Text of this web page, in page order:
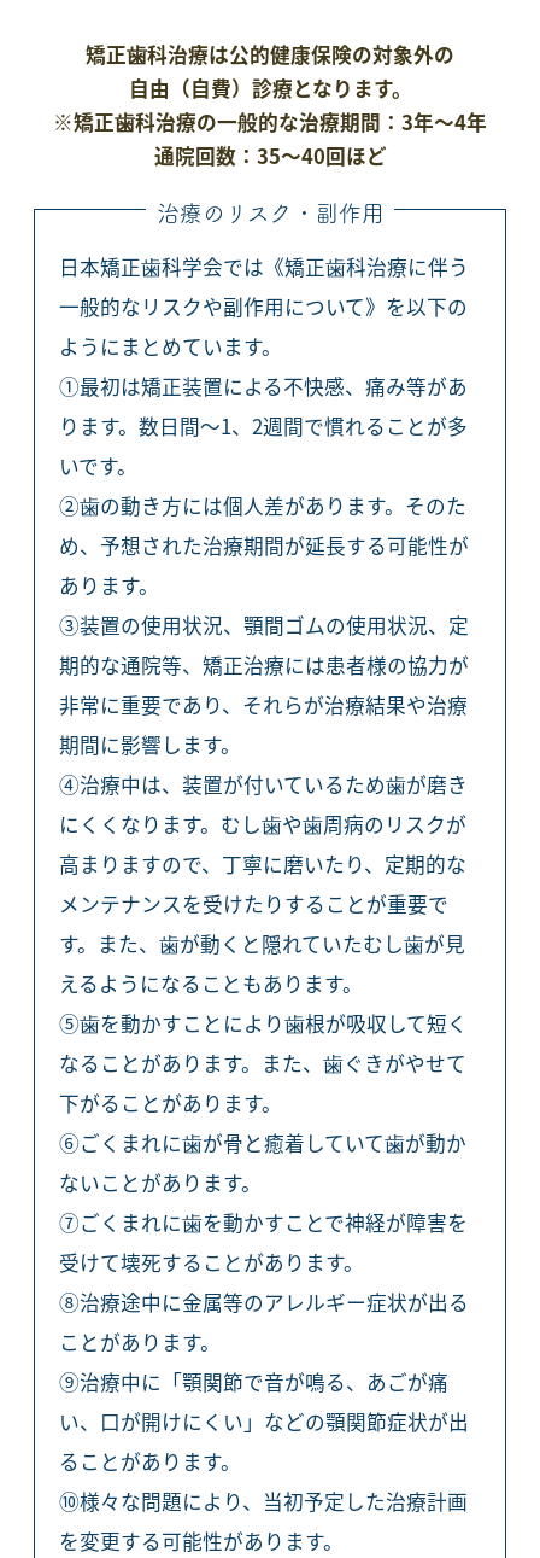
矯正歯科治療は公的健康保険の対象外の
自由（自費）診療となります。
※矯正歯科治療の一般的な治療期間：3年～4年
通院回数：35～40回ほど
治療のリスク・副作用
日本矯正歯科学会では《矯正歯科治療に伴う
一般的なリスクや副作用について》を以下の
ようにまとめています。
①最初は矯正装置による不快感、痛み等があ
ります。数日間～1、2週間で慣れることが多
いです。
②歯の動き方には個人差があります。そのた
め、予想された治療期間が延長する可能性が
あります。
③装置の使用状況、顎間ゴムの使用状況、定
期的な通院等、矯正治療には患者様の協力が
非常に重要であり、それらが治療結果や治療
期間に影響します。
④治療中は、装置が付いているため歯が磨き
にくくなります。むし歯や歯周病のリスクが
高まりますので、丁寧に磨いたり、定期的な
メンテナンスを受けたりすることが重要で
す。また、歯が動くと隠れていたむし歯が見
えるようになることもあります。
⑤歯を動かすことにより歯根が吸収して短く
なることがあります。また、歯ぐきがやせて
下がることがあります。
⑥ごくまれに歯が骨と癒着していて歯が動か
ないことがあります。
⑦ごくまれに歯を動かすことで神経が障害を
受けて壊死することがあります。
⑧治療途中に金属等のアレルギー症状が出る
ことがあります。
⑨治療中に「顎関節で音が鳴る、あごが痛
い、口が開けにくい」などの顎関節症状が出
ることがあります。
⑩様々な問題により、当初予定した治療計画
を変更する可能性があります。